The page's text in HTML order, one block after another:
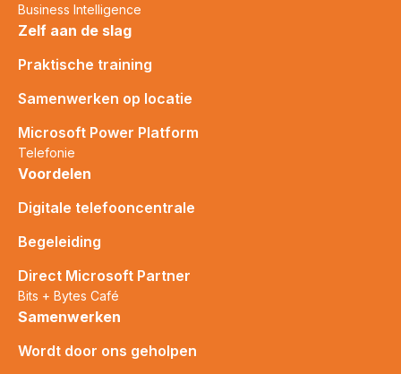
Business Intelligence
Zelf aan de slag
Praktische training
Samenwerken op locatie
Microsoft Power Platform
Telefonie
Voordelen
Digitale telefooncentrale
Begeleiding
Direct Microsoft Partner
Bits + Bytes Café
Samenwerken
Wordt door ons geholpen